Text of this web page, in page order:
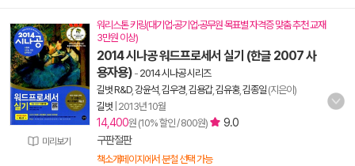
미리보기
워리스톤 키링(대기업·공기업·공무원 목표별 자격증 맞춤 추천 교재
3만원 이상)
2014 시나공 워드프로세서 실기 (한글 2007 사
용자용) - 2014 시나공 시리즈
길벗 R&D, 강윤석 김우경 김용갑, 김유홍, 김종일 (지은이)
길벗 2013년 10월
14,400원 (10% 할인 / 800원)
9.0
구판절판
책소개페이지에서 분철 선택 가능